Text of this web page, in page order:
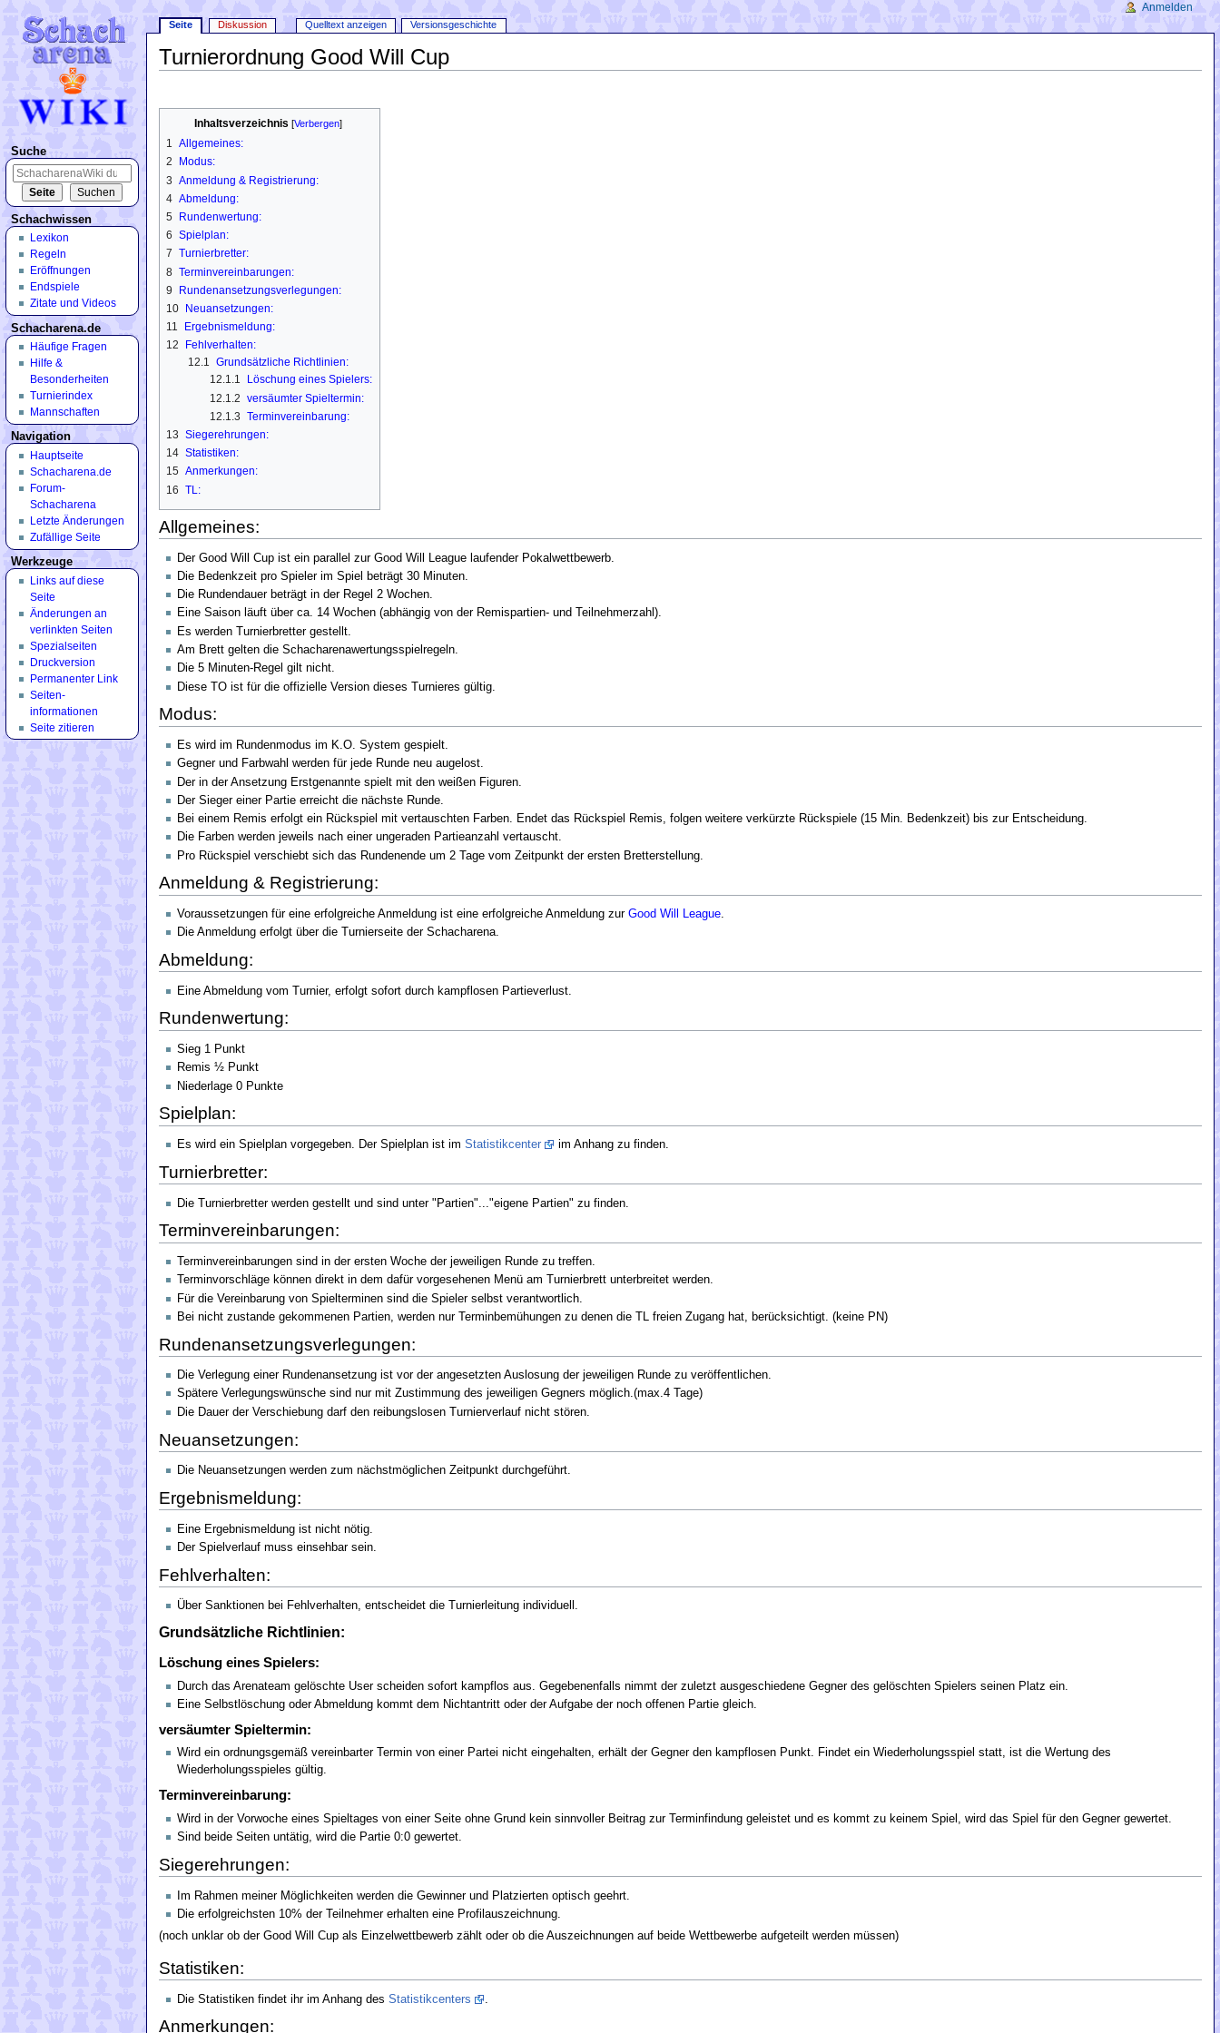
Turnierordnung Good Will Cup
Inhaltsverzeichnis [Verbergen]
1 Allgemeines:
2
Modus:
3 Anmeldung & Registrierung:
4 Abmeldung:
5
Rundenwertung:
6 Spielplan:
7 Turnierbretter:
8 Terminvereinbarungen:
9
Rundenansetzungsverlegungen:
10
Neuansetzungen:
11
Ergebnismeldung:
12
Fehlverhalten:
12.1 Grundsätzliche Richtlinien:
12.1.1
Löschung eines Spielers:
12.1.2 versäumter Spieltermin:
12.1.3 Terminvereinbarung:
13 Siegerehrungen:
14 Statistiken:
15 Anmerkungen:
16 TL:
Allgemeines:
Der Good Will Cup ist ein parallel zur Good Will League laufender Pokalwettbewerb.
Die Bedenkzeit pro Spieler im Spiel beträgt 30 Minuten.
Die Rundendauer beträgt in der Regel 2 Wochen.
Eine Saison läuft über ca. 14 Wochen (abhängig von der Remispartien- und Teilnehmerzahl).
Es werden Turnierbretter gestellt.
Am Brett gelten die Schacharenawertungsspielregeln.
Die 5 Minuten-Regel gilt nicht.
Diese TO ist für die offizielle Version dieses Turnieres gültig.
Modus:
Es wird im Rundenmodus im K.O. System gespielt.
Gegner und Farbwahl werden für jede Runde neu augelost.
Der in der Ansetzung Erstgenannte spielt mit den weißen Figuren.
Der Sieger einer Partie erreicht die nächste Runde.
Bei einem Remis erfolgt ein Rückspiel mit vertauschten Farben. Endet das Rückspiel Remis, folgen weitere verkürzte Rückspiele (15 Min. Bedenkzeit) bis zur Entscheidung.
Die Farben werden jeweils nach einer ungeraden Partieanzahl vertauscht.
Pro Rückspiel verschiebt sich das Rundenende um 2 Tage vom Zeitpunkt der ersten Bretterstellung.
Anmeldung & Registrierung:
Voraussetzungen für eine erfolgreiche Anmeldung ist eine erfolgreiche Anmeldung zur Good Will League.
Die Anmeldung erfolgt über die Turnierseite der Schacharena.
Abmeldung:
Eine Abmeldung vom Turnier, erfolgt sofort durch kampflosen Partieverlust.
Rundenwertung:
Sieg 1 Punkt
Remis ½ Punkt
Niederlage 0 Punkte
Spielplan:
Es wird ein Spielplan vorgegeben. Der Spielplan ist im Statistikcenter im Anhang zu finden.
Turnierbretter:
Die Turnierbretter werden gestellt und sind unter "Partien"..."eigene Partien" zu finden.
Terminvereinbarungen:
Terminvereinbarungen sind in der ersten Woche der jeweiligen Runde zu treffen.
Terminvorschläge können direkt in dem dafür vorgesehenen Menü am Turnierbrett unterbreitet werden.
Für die Vereinbarung von Spielterminen sind die Spieler selbst verantwortlich.
Bei nicht zustande gekommenen Partien, werden nur Terminbemühungen zu denen die TL freien Zugang hat, berücksichtigt. (keine PN)
Rundenansetzungsverlegungen:
Die Verlegung einer Rundenansetzung ist vor der angesetzten Auslosung der jeweiligen Runde zu veröffentlichen.
Spätere Verlegungswünsche sind nur mit Zustimmung des jeweiligen Gegners möglich.(max.4 Tage)
Die Dauer der Verschiebung darf den reibungslosen Turnierverlauf nicht stören.
Neuansetzungen:
Die Neuansetzungen werden zum nächstmöglichen Zeitpunkt durchgeführt.
Ergebnismeldung:
Eine Ergebnismeldung ist nicht nötig.
Der Spielverlauf muss einsehbar sein.
Fehlverhalten:
Über Sanktionen bei Fehlverhalten, entscheidet die Turnierleitung individuell.
Grundsätzliche Richtlinien:
Löschung eines Spielers:
Durch das Arenateam gelöschte User scheiden sofort kampflos aus. Gegebenenfalls nimmt der zuletzt ausgeschiedene Gegner des gelöschten Spielers seinen Platz ein.
Eine Selbstlöschung oder Abmeldung kommt dem Nichtantritt oder der Aufgabe der noch offenen Partie gleich.
versäumter Spieltermin:
Wird ein ordnungsgemäß vereinbarter Termin von einer Partei nicht eingehalten, erhält der Gegner den kampflosen Punkt. Findet ein Wiederholungsspiel statt, ist die Wertung des
Wiederholungsspieles gültig.
Terminvereinbarung:
Wird in der Vorwoche eines Spieltages von einer Seite ohne Grund kein sinnvoller Beitrag zur Terminfindung geleistet und es kommt zu keinem Spiel, wird das Spiel für den Gegner gewertet.
Sind beide Seiten untätig, wird die Partie 0:0 gewertet.
Siegerehrungen:
Im Rahmen meiner Möglichkeiten werden die Gewinner und Platzierten optisch geehrt.
Die erfolgreichsten 10% der Teilnehmer erhalten eine Profilauszeichnung.
(noch unklar ob der Good Will Cup als Einzelwettbewerb zählt oder ob die Auszeichnungen auf beide Wettbewerbe aufgeteilt werden müssen)
Statistiken:
Die Statistiken findet ihr im Anhang des Statistikcenters
Anmerkungen:
Seite Diskussion Quelltext anzeigen Versionsgeschichte
Anmelden
Suche
Schachwissen
Lexikon
Regeln
Eröffnungen
Endspiele
Zitate und Videos
Schacharena.de
Häufige Fragen
Hilfe &
Besonderheiten
Turnierindex
Mannschaften
Navigation
Hauptseite
Schacharena.de
Forum-
Schacharena
Letzte Änderungen
Zufällige Seite
Werkzeuge
Links auf diese
Seite
Änderungen an
verlinkten Seiten
Spezialseiten
Druckversion
Permanenter Link
Seiten­
informationen
Seite zitieren